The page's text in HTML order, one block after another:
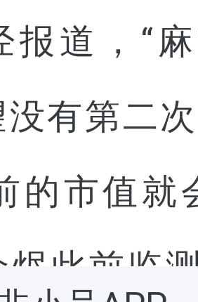
报道，“
有第二
的市值就
此前监